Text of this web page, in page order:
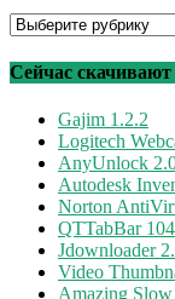
Программы
рубрикам
Сейчас скачивают
Gajim 1.2.2
Logitech
AnyUnlock
Autodesk
Norton
QTTabBar
Jdownloader
Video
Amazing